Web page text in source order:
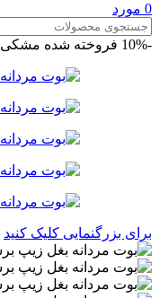
0 مورد
-10% فروخته شده مشکی
برای بزرگنمایی کلیک کنید